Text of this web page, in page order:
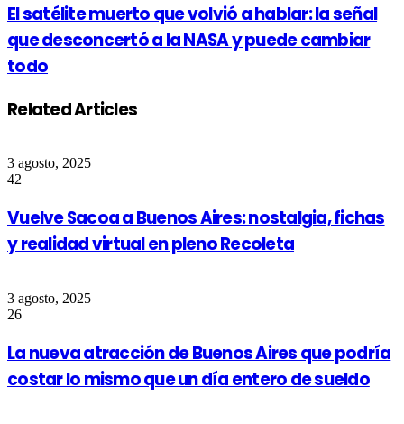
El satélite muerto que volvió a hablar: la señal
que desconcertó a la NASA y puede cambiar
todo
Related Articles
3 agosto, 2025
42
Vuelve Sacoa a Buenos Aires: nostalgia, fichas
y realidad virtual en pleno Recoleta
3 agosto, 2025
26
La nueva atracción de Buenos Aires que podría
costar lo mismo que un día entero de sueldo